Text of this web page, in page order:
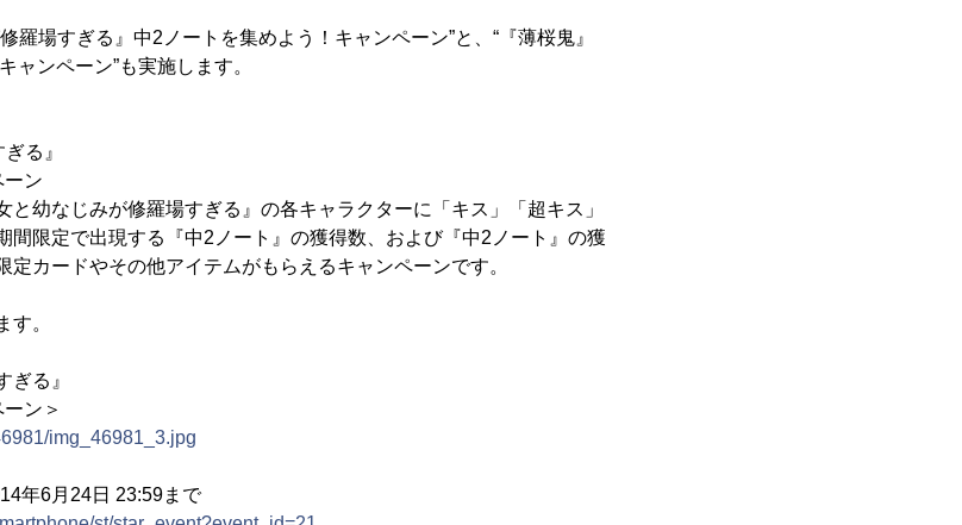
羅場すぎる』中2ノートを集めよう！キャンペーン”と、“『薄桜鬼』
ャンペーン”も実施します。
る』
ン
と幼なじみが修羅場すぎる』の各キャラクターに「キス」「超キス」
間限定で出現する『中2ノート』の獲得数、および『中2ノート』の獲
カードやその他アイテムがもらえるキャンペーンです。
す。
ぎる』
ン＞
img_46981_3.jpg
年6月24日 23:59まで